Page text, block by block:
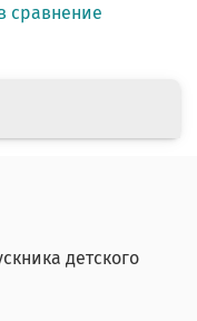
сравнение
детского